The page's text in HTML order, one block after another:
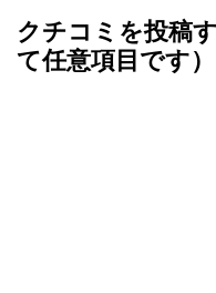
クチコミを投稿
て任意項目です）